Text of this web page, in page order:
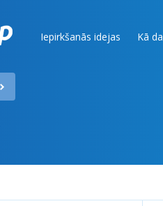
Iepirkšanās idejas Kā